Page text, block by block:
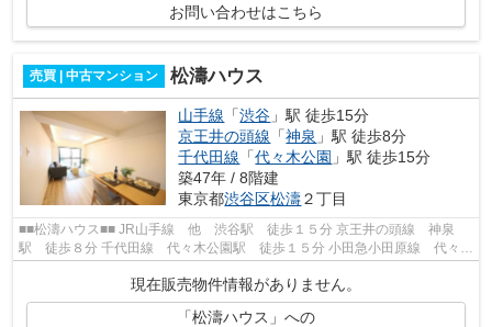
お問い合わせはこちら
売買 | 中古マンション 松濤ハウス
山手線 「渋谷 」駅 徒歩15分
京王井の頭線 「神泉 」駅 徒歩8分
千代田線 「代々木公園 」駅 徒歩15分
築47年 / 8階建
東京都渋谷区松濤２丁目
■■松濤ハウス■■ JR山手線 他 渋谷駅 徒歩１５分 京王井の頭線 神泉
駅 徒歩８分 千代田線 代々木公園駅 徒歩１５分 小田急小田原線 代々木
現在販売物件情報がありません。
「松濤ハウス」への